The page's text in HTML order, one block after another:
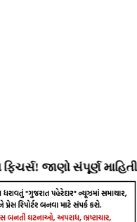
સંપૂર્ણ માહિતી ⇝